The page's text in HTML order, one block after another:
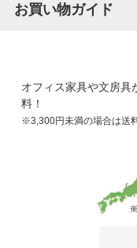
お買い物ガイド
オフィス家具や文房具
料！
※3,300円未満の場合は送